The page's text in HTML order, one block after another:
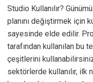
Studio Kullanılır?
planını değiştirmek için
sayesinde elde edilir.
tarafından kullanılan
çeşitlerini
sektörlerde kullanılır, ilk